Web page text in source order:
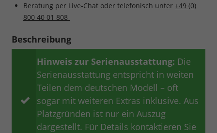
Beratung per Live-Chat oder telefonisch unter +49 (0)
800 40 01 808
Beschreibung
Hinweis zur Serienausstattung: Die
Serienausstattung entspricht in weiten
Teilen dem deutschen Modell – oft
sogar mit weiteren Extras inklusive. Aus
Platzgründen ist nur ein Auszug
dargestellt. Für Details kontaktieren Sie